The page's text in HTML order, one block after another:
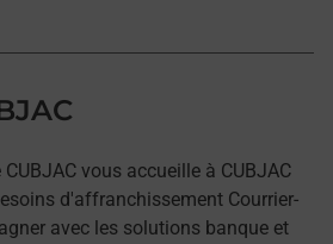
vous accueille à CUBJAC
d'affranchissement Courrier-
avec les solutions banque et